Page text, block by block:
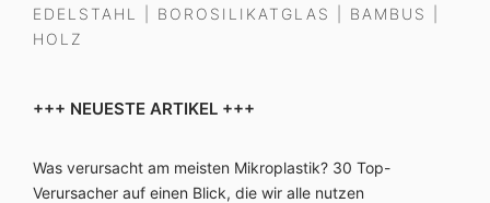
EDELSTAHL BOROSILIKATGLAS BAMBUS
HOLZ
+++ NEUESTE ARTIKEL +++
Was verursacht am meisten Mikroplastik? 30 Top-
Verursacher auf einen Blick, die wir alle nutzen